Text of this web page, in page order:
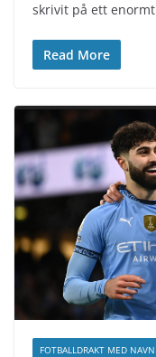
skrivit på ett enormt
Read More
FOTBALLDRAKT MED NAVN